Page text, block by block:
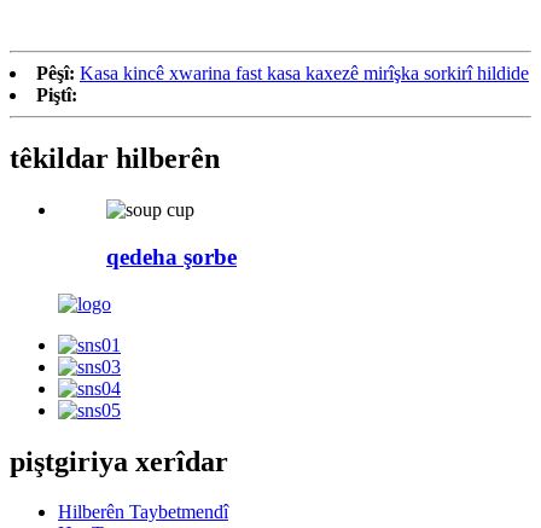
Pêşî: Kasa kincê xwarina fast kasa kaxezê mirîşka sorkirî hildide
Piştî:
têkildar hilberên
qedeha şorbe
piştgiriya xerîdar
Hilberên Taybetmendî